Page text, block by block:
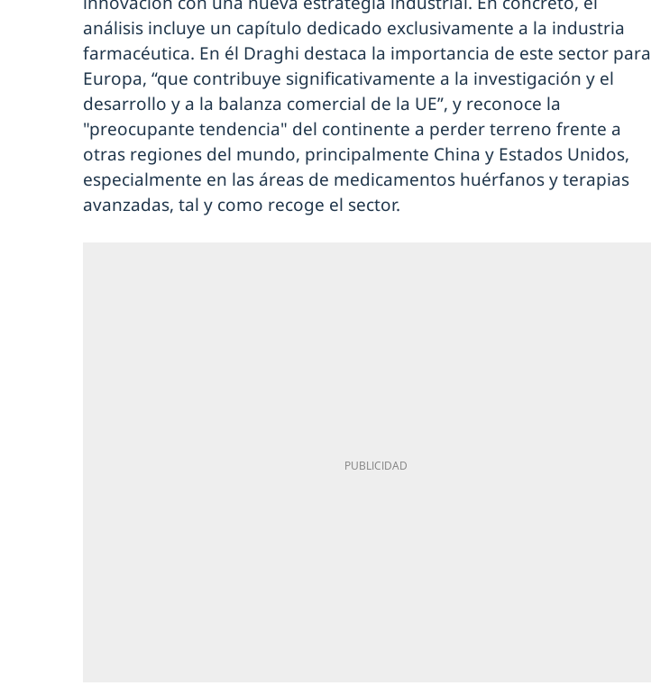
análisis incluye un capítulo dedicado exclusivamente a la industria
farmacéutica. En él Draghi destaca la importancia de este sector para
Europa, “que contribuye significativamente a la investigación y el
desarrollo y a la balanza comercial de la UE”, y reconoce la
"preocupante tendencia" del continente a perder terreno frente a
otras regiones del mundo, principalmente China y Estados Unidos,
especialmente en las áreas de medicamentos huérfanos y terapias
avanzadas, tal y como recoge el sector.